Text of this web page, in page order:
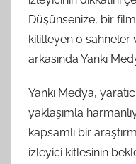
Düşünsenize, bir
kilitleyen o sahneler
arkasında Yankı
Yankı Medya,
yaklaşımla
kapsamlı bir
izleyici kitlesinin